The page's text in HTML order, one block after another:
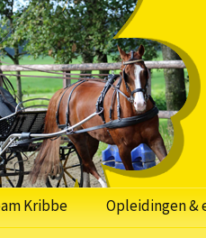
&
Kribbe Opleidingen &